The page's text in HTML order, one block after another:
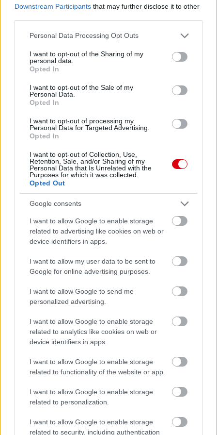
Downstream Participants that may further disclose it to other
Please note that this website/app uses one or more Google
not limited to your visit or usage behaviour. You may click to
grant or deny consent to Google and its third-party tags to
use your data for below specified purposes in below Google
consent section.
Personal Data Processing Opt Outs
I want to opt-out of the Sharing of my
personal data.
Opted In
I want to opt-out of the Sale of my
Personal Data.
Opted In
I want to opt-out of processing my
Personal Data for Targeted Advertising.
Opted In
I want to opt-out of Collection, Use,
Retention, Sale, and/or Sharing of my
Personal Data that Is Unrelated with the
Purposes for which it was collected.
Opted Out
Google consents
I want to allow Google to enable storage
related to advertising like cookies on web or
device identifiers in apps.
I want to allow my user data to be sent to
Google for online advertising purposes.
I want to allow Google to send me
personalized advertising.
I want to allow Google to enable storage
related to analytics like cookies on web or
device identifiers in apps.
I want to allow Google to enable storage
related to functionality of the website or app.
I want to allow Google to enable storage
related to personalization.
I want to allow Google to enable storage
related to security, including authentication
Meccs Center
Paris Saint-Germain
Manchester United
Felkészülési szezon 4. mérkőzés
Nya Ullevi, Göteborg
2026-08-08 17:00
2 nap 10 óra 41 perc 49 másodperc
AC MilanvsManchester United2026-08-15 18:00
ELŐZŐ MÉRKŐZÉSEK
Támogatás
Támogasd adományoddal
a ManUtdFanatics.hu működését!